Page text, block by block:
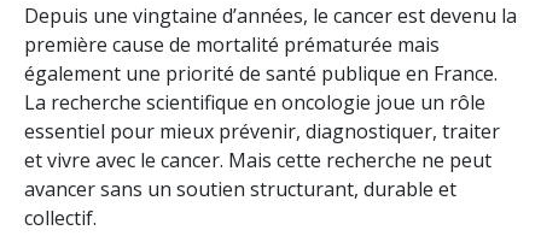
Depuis une vingtaine d’années, le cancer est devenu la
première cause de mortalité prématurée mais
également une priorité de santé publique en France.
La recherche scientifique en oncologie joue un rôle
essentiel pour mieux prévenir, diagnostiquer, traiter
et vivre avec le cancer. Mais cette recherche ne peut
avancer sans un soutien structurant, durable et
collectif.